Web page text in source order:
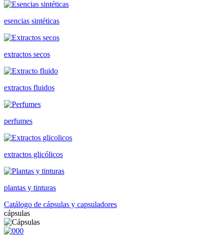
esencias sintéticas
extractos secos
extractos fluidos
perfumes
extractos glicólicos
plantas y tinturas
Catálogo de cápsulas y capsuladores
cápsulas